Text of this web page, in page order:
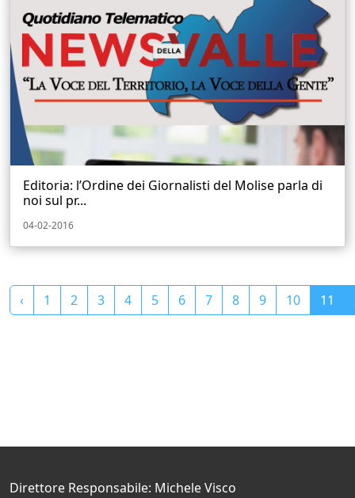
Editoria: l’Ordine dei Giornalisti del Molise parla di
noi sul pr...
04-02-2016
‹ 1 2 3 4 5 6 7 8 9 10 11
Direttore Responsabile: Michele Visco